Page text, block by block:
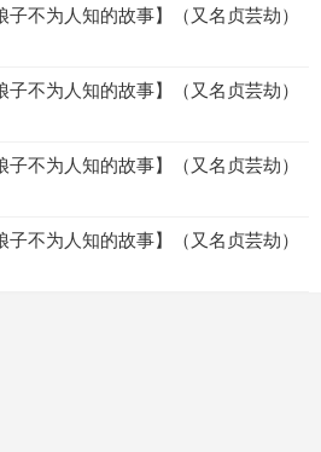
子不为人知的故事】（又名贞芸劫）
子不为人知的故事】（又名贞芸劫）
子不为人知的故事】（又名贞芸劫）
子不为人知的故事】（又名贞芸劫）